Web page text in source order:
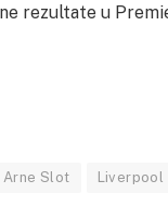
rezultate u
Arne Slot Liverpool